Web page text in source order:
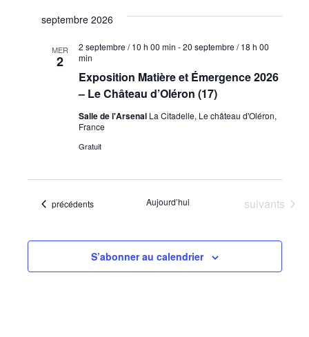
septembre 2026
MER
2
Exposition Matière et Émergence 2026
– Le Château d’Oléron (17)
2 septembre / 10 h 00 min -20 septembre / 18 h 00
min
Salle de l'Arsenal La Citadelle, Le château d'Oléron,
France
Gratuit
Évènements
précédents Aujourd’hui Évènements
suivants
S’abonner au calendrier